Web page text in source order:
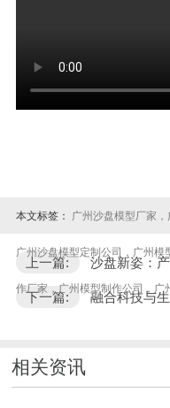
本文标签： 广州沙盘模型厂家
广州沙盘模型定制公司，广州模
作厂家，广州模型制作公司，广
上一篇: 沙盘新姿：
下一篇: 融合科技与
相关资讯